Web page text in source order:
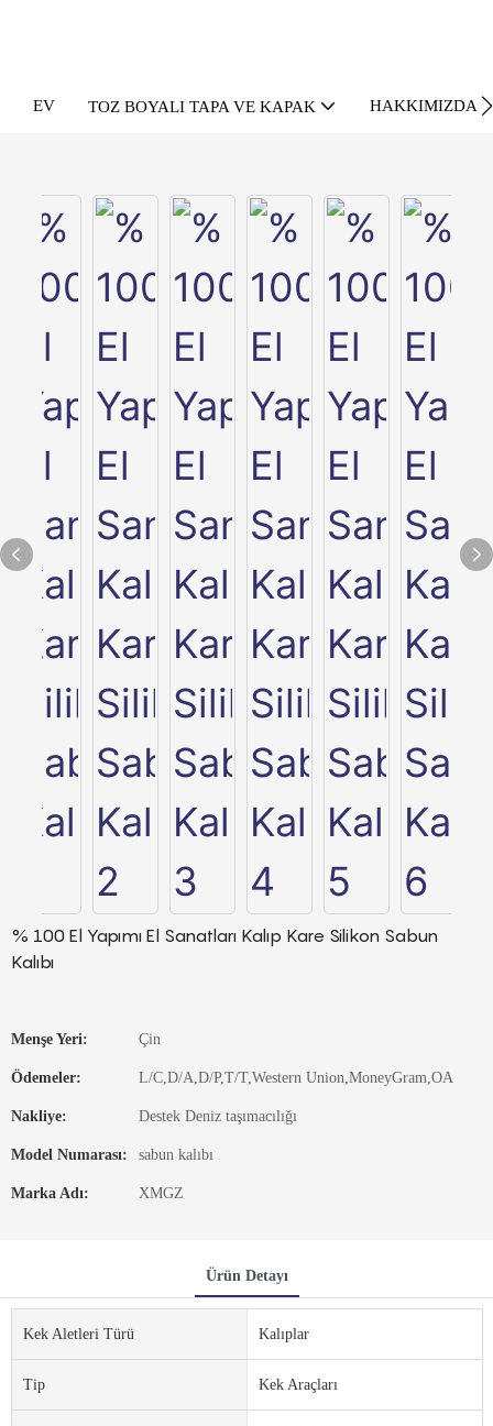
EV TOZ BOYALI TAPA VE KAPAK HAKKIMIZDA
% 100 El Yapımı El Sanatları Kalıp Kare Silikon Sabun
Kalıbı
Menşe Yeri: Çin
Ödemeler: L/C,D/A,D/P,T/T,Western Union,MoneyGram,OA
Nakliye: Destek Deniz taşımacılığı
Model Numarası: sabun kalıbı
Marka Adı: XMGZ
Ürün Detayı
Kek Aletleri Türü Kalıplar
Tip Kek Araçları